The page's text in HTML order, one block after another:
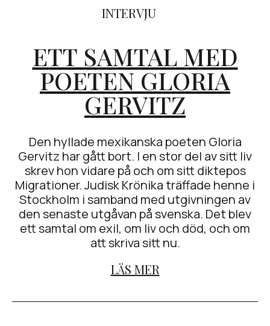
INTERVJU
ETT SAMTAL MED
POETEN GLORIA
GERVITZ
Den hyllade mexikanska poeten Gloria
Gervitz har gått bort. I en stor del av sitt liv
skrev hon vidare på och om sitt diktepos
Migrationer. Judisk Krönika träffade henne i
Stockholm i samband med utgivningen av
den senaste utgåvan på svenska. Det blev
ett samtal om exil, om liv och död, och om
att skriva sitt nu.
LÄS MER